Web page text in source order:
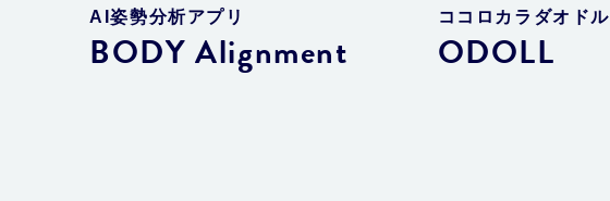
AI姿勢分析アプリ
BODY Alignment
ココロカラダオドル
ODOLL